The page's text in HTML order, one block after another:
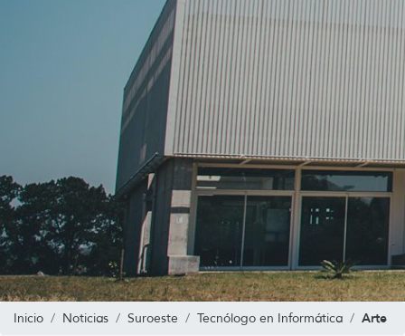
Inicio Noticias Suroeste Tecnólogo en Informática Arte